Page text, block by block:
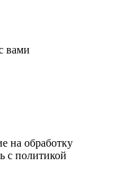
вами
на обработку
c политикой